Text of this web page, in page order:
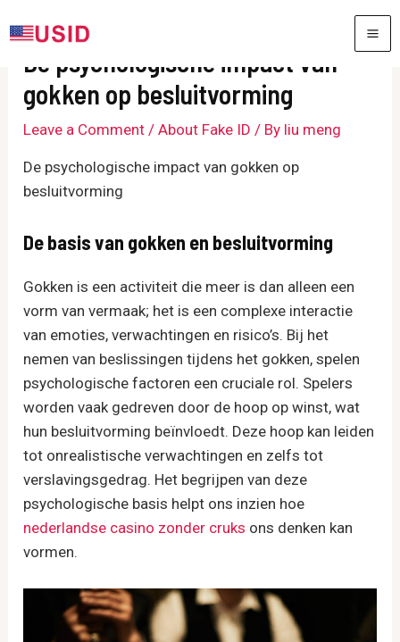
to
De psychologische impact van
gokken op besluitvorming
Leave a Comment /About Fake ID / By liu meng
De psychologische impact van gokken op
besluitvorming
De basis van gokken en besluitvorming
Gokken is een activiteit die meer is dan alleen een
vorm van vermaak; het is een complexe interactie
van emoties, verwachtingen en risico’s. Bij het
nemen van beslissingen tijdens het gokken, spelen
psychologische factoren een cruciale rol. Spelers
worden vaak gedreven door de hoop op winst, wat
hun besluitvorming beïnvloedt. Deze hoop kan leiden
tot onrealistische verwachtingen en zelfs tot
verslavingsgedrag. Het begrijpen van deze
psychologische basis helpt ons inzien hoe
nederlandse casino zonder cruks ons denken kan
vormen.